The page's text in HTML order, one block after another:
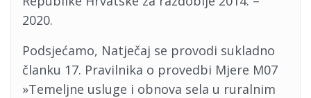
2020.
Podsjećamo, Natječaj se provodi sukladno
članku 17. Pravilnika o provedbi Mjere M07
»Temeljne usluge i obnova sela u ruralnim